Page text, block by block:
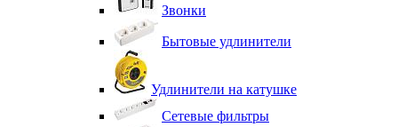
Звонки
Бытовые удлинители
Удлинители на катушке
Сетевые фильтры